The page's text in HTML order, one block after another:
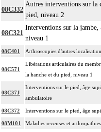
08C332
Autres interventions sur la
pied, niveau 2
08C321
Interventions sur la jambe,
niveau 1
08C401 Arthroscopies d'autres
08C571
Libérations articulaires du
la hanche et du pied, niveau 1
08C37J
Interventions sur le pied, âge
ambulatoire
08C372 Interventions sur le pied, âge
08M101 Maladies osseuses et